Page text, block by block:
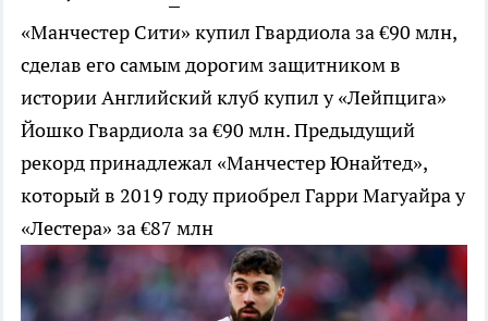
«Манчестер Сити» купил Гвардиола за €90 млн,
сделав его самым дорогим защитником в
историиАнглийский клуб купил у «Лейпцига»
Йошко Гвардиола за €90 млн. Предыдущий
рекорд принадлежал «Манчестер Юнайтед»,
который в 2019 году приобрел Гарри Магуайра у
«Лестера» за €87 млн